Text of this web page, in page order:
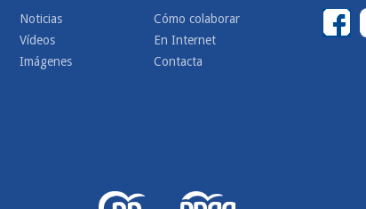
Noticias
Vídeos
Imágenes
Cómo colaborar
En Internet
Contacta